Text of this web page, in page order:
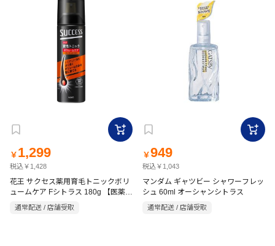
￥ 1,299
税込￥1,428
花王 サクセス薬用育毛トニックボリ
ュームケア Fシトラス 180g 【医薬部
外品】
通常配送 / 店舗受取
￥949
税込￥1,043
マンダム ギャツビー シャワーフレッ
シュ 60ml オーシャンシトラス
通常配送 / 店舗受取